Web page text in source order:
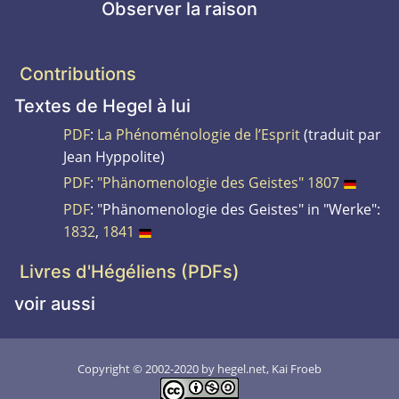
Observer la raison
Contributions
Textes de Hegel à lui
PDF: La Phénoménologie de l’Esprit(traduit par
Jean Hyppolite)
PDF: "Phänomenologie des Geistes" 1807
PDF: "Phänomenologie des Geistes" in "Werke":
1832, 1841
Livres d'Hégéliens (PDFs)
voir aussi
Copyright © 2002-2020 by hegel.net, Kai Froeb